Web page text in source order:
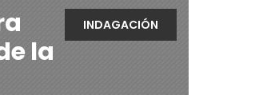
la
INDAGACIÓN